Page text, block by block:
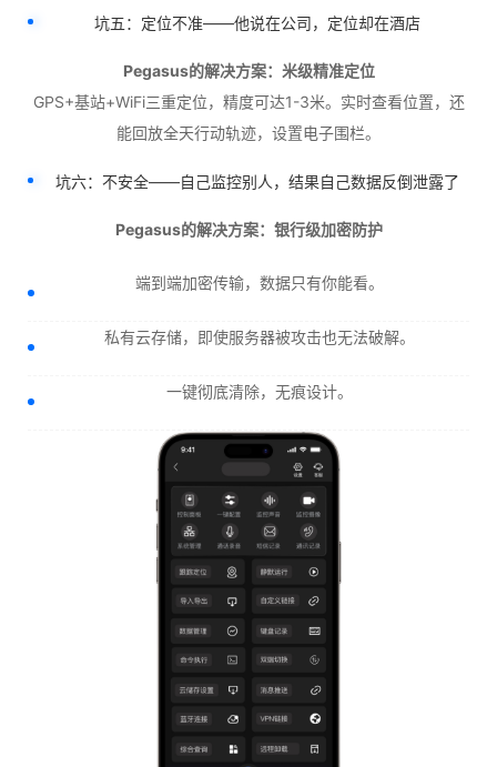
坑五：定位不准——他说在公司，定位却在酒店
Pegasus的解决方案：米级精准定位
GPS+基站+WiFi三重定位，精度可达1-3米。实时查看位置，还
能回放全天行动轨迹，设置电子围栏。
坑六：不安全——自己监控别人，结果自己数据反倒泄露了
Pegasus的解决方案：银行级加密防护
端到端加密传输，数据只有你能看。
私有云存储，即使服务器被攻击也无法破解。
一键彻底清除，无痕设计。